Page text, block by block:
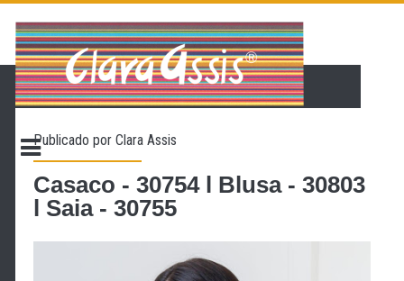
PÁGINA INICIAL
LOJA VIRTUAL
CONTATO
PROMOÇÃO
NOSSA HISTÓRIA
Publicado porClara Assis
Casaco - 30754 l Blusa - 30803
l Saia - 30755